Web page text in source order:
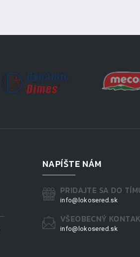
NAPÍŠTE NÁM
PRIDAJTE SA DO
info@lokosered.sk
VŠEOBECNÝ
info@lokosered.sk